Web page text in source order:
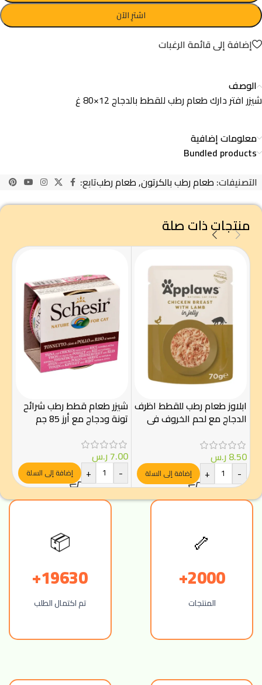
اشترِ الآن
إضافة إلى قائمة الرغبات
الوصف
شيزر افتر دارك طعام رطب للقطط بالدجاج 12×80 غ
معلومات إضافية
Bundled products
التصنيفات: طعام رطب بالكرتون,طعام رطبتابع:
منتجات ذات صلة
ابلاوز طعام رطب للقطط اظرف
الدجاج مع لحم الخروف في
الجيلي 70غ
8.50ر.س
-
+ إضافة إلى السلة
شيزر طعام قطط رطب شرائح
تونة ودجاج مع أرز 85 جم
7.00ر.س
-
+ إضافة إلى السلة
🦴
2000+
المنتجات
📦
19630+
تم اكتمال الطلب